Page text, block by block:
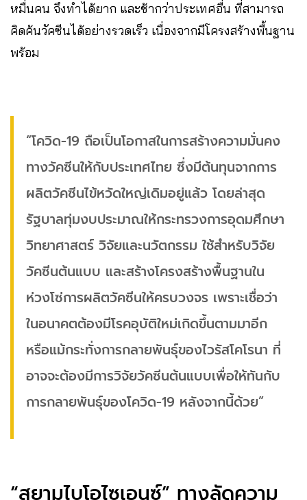
หมื่นคน จึงทำได้ยาก และช้ากว่าประเทศอื่น ที่สามารถ
คิดค้นวัคซีนได้อย่างรวดเร็ว เนื่องจากมีโครงสร้างพื้นฐาน
พร้อม
“โควิด-19 ถือเป็นโอกาสในการสร้างความมั่นคง
ทางวัคซีนให้กับประเทศไทย​ ซึ่งมีต้นทุนจากการ
ผลิตวัคซีนไข้หวัดใหญ่เดิมอยู่แล้ว โดยล่าสุด
รัฐบาลทุ่มงบประมาณให้กระทรวงการอุดมศึกษา
วิทยาศาสตร์ วิจัยและนวัตกรรม​ ใช้สำหรับวิจัย
วัคซีน​ต้นแบบ​ และสร้างโครงสร้างพื้นฐานใน
ห่วงโซ่การผลิตวัคซีนให้ครบวงจร​ เพราะเชื่อว่า
ในอนาคตต้องมีโรคอุบัติใหม่เกิดขึ้นตามมาอีก​
หรือแม้กระทั่งการกลายพันธุ์ของไวรัสโคโรนา ที่
อาจจะต้องมีการวิจัยวัคซีนต้นแบบเพื่อให้ทันกับ
การกลายพันธุ์ของโควิด-19 หลังจากนี้ด้วย”
“สยามไบโอไซเอนซ์” ทางลัดความ